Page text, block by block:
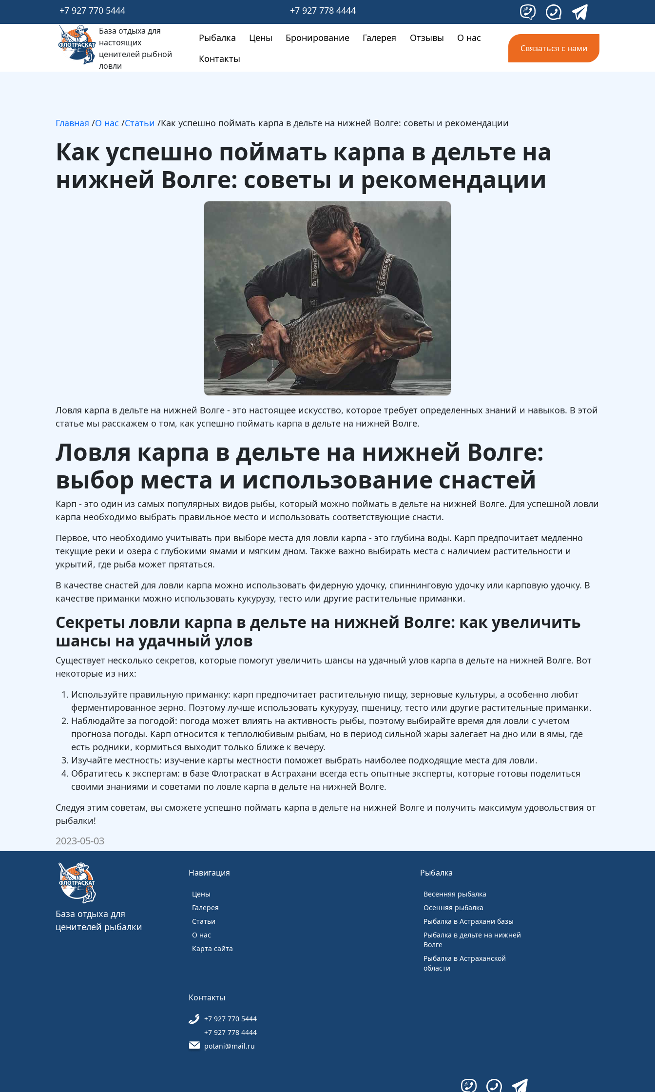
База отдыха для
настоящих
ценителей рыбной
ловли
Рыбалка Цены Бронирование Галерея Отзывы
О нас
Контакты
Связаться с нами
+7 927 770 5444 +7 927 778 4444
Главная /О нас /Статьи /Как успешно поймать карпа в дельте на нижней Волге: советы и рекомендации
Как успешно поймать карпа в дельте на
нижней Волге: советы и рекомендации
Ловля карпа в дельте на нижней Волге - это настоящее искусство, которое требует определенных знаний и навыков. В этой
статье мы расскажем о том, как успешно поймать карпа в дельте на нижней Волге.
Ловля карпа в дельте на нижней Волге:
выбор места и использование снастей
Карп - это один из самых популярных видов рыбы, который можно поймать в дельте на нижней Волге. Для успешной ловли
карпа необходимо выбрать правильное место и использовать соответствующие снасти.
Первое, что необходимо учитывать при выборе места для ловли карпа - это глубина воды. Карп предпочитает медленно
текущие реки и озера с глубокими ямами и мягким дном. Также важно выбирать места с наличием растительности и
укрытий, где рыба может прятаться.
В качестве снастей для ловли карпа можно использовать фидерную удочку, спиннинговую удочку или карповую удочку. В
качестве приманки можно использовать кукурузу, тесто или другие растительные приманки.
Секреты ловли карпа в дельте на нижней Волге: как увеличить
шансы на удачный улов
Существует несколько секретов, которые помогут увеличить шансы на удачный улов карпа в дельте на нижней Волге. Вот
некоторые из них:
Используйте правильную приманку: карп предпочитает растительную пищу, зерновые культуры, а особенно любит
ферментированное зерно. Поэтому лучше использовать кукурузу, пшеницу, тесто или другие растительные приманки.
Наблюдайте за погодой: погода может влиять на активность рыбы, поэтому выбирайте время для ловли с учетом
прогноза погоды. Карп относится к теплолюбивым рыбам, но в период сильной жары залегает на дно или в ямы, где
есть родники, кормиться выходит только ближе к вечеру.
Изучайте местность: изучение карты местности поможет выбрать наиболее подходящие места для ловли.
Обратитесь к экспертам: в базе Флотраскат в Астрахани всегда есть опытные эксперты, которые готовы поделиться
своими знаниями и советами по ловле карпа в дельте на нижней Волге.
Следуя этим советам, вы сможете успешно поймать карпа в дельте на нижней Волге и получить максимум удовольствия от
рыбалки!
2023-05-03
База отдыха для
ценителей рыбалки
Навигация
Цены
Галерея
Статьи
О нас
Карта сайта
Рыбалка
Весенняя рыбалка
Осенняя рыбалка
Рыбалка в Астрахани базы
Рыбалка в дельте на нижней
Волге
Рыбалка в Астраханской
области
Контакты
+7 927 770 5444
+7 927 778 4444
potani@mail.ru